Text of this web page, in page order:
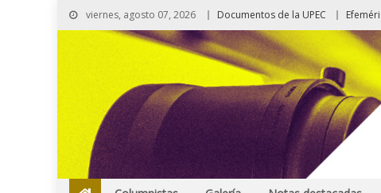
viernes, agosto 07, 2026 Documentos de la UPEC